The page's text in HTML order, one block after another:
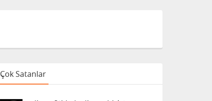
Çok Satanlar